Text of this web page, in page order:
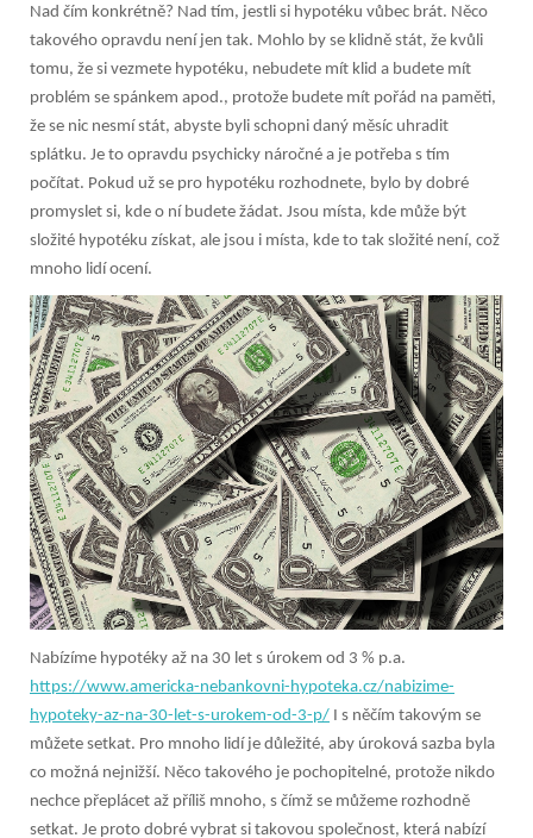
Nad čím konkrétně? Nad tím, jestli si hypotéku vůbec brát. Něco
takového opravdu není jen tak. Mohlo by se klidně stát, že kvůli
tomu, že si vezmete hypotéku, nebudete mít klid a budete mít
problém se spánkem apod., protože budete mít pořád na paměti,
že se nic nesmí stát, abyste byli schopni daný měsíc uhradit
splátku. Je to opravdu psychicky náročné a je potřeba s tím
počítat. Pokud už se pro hypotéku rozhodnete, bylo by dobré
promyslet si, kde o ní budete žádat. Jsou místa, kde může být
složité hypotéku získat, ale jsou i místa, kde to tak složité není, což
mnoho lidí ocení.
Nabízíme hypotéky až na 30 let s úrokem od 3 % p.a.
https://www.americka-nebankovni-hypoteka.cz/nabizime-
hypoteky-az-na-30-let-s-urokem-od-3-p/ I s něčím takovým se
můžete setkat. Pro mnoho lidí je důležité, aby úroková sazba byla
co možná nejnižší. Něco takového je pochopitelné, protože nikdo
nechce přeplácet až příliš mnoho, s čímž se můžeme rozhodně
setkat. Je proto dobré vybrat si takovou společnost, která nabízí